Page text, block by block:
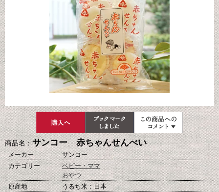
商品名：サンコー 赤ちゃんせんべい
メーカー
サンコー
カテゴリー
ベビー・ママ
おやつ
原産地
うるち米：日本